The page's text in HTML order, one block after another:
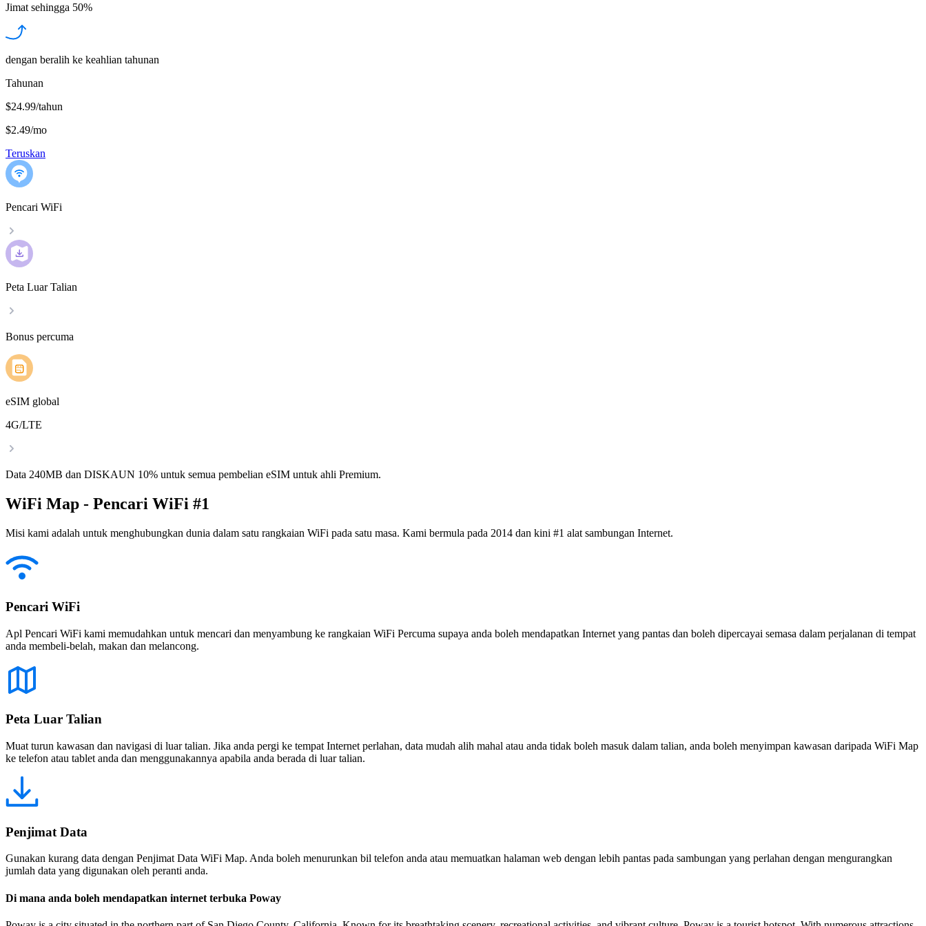
Jimat sehingga 50%
dengan beralih ke keahlian tahunan
Tahunan
$24.99/tahun
$2.49/mo
Teruskan
Pencari WiFi
Peta Luar Talian
Bonus percuma
eSIM global
4G/LTE
Data 240MB dan DISKAUN 10% untuk semua pembelian eSIM untuk ahli Premium.
WiFi Map - Pencari WiFi #1
Misi kami adalah untuk menghubungkan dunia dalam satu rangkaian WiFi pada satu masa. Kami bermula pada 2014 dan kini #1 alat sambungan Internet.
Pencari WiFi
Apl Pencari WiFi kami memudahkan untuk mencari dan menyambung ke rangkaian WiFi Percuma supaya anda boleh mendapatkan Internet yang pantas dan boleh dipercayai semasa dalam perjalanan di tempat
anda membeli-belah, makan dan melancong.
Peta Luar Talian
Muat turun kawasan dan navigasi di luar talian. Jika anda pergi ke tempat Internet perlahan, data mudah alih mahal atau anda tidak boleh masuk dalam talian, anda boleh menyimpan kawasan daripada WiFi Map
ke telefon atau tablet anda dan menggunakannya apabila anda berada di luar talian.
Penjimat Data
Gunakan kurang data dengan Penjimat Data WiFi Map. Anda boleh menurunkan bil telefon anda atau memuatkan halaman web dengan lebih pantas pada sambungan yang perlahan dengan mengurangkan
jumlah data yang digunakan oleh peranti anda.
Di mana anda boleh mendapatkan internet terbuka Poway